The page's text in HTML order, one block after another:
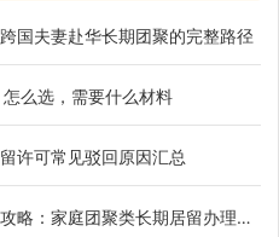
国夫妻赴华长期团聚的完整路径
么选，需要什么材料
许可常见驳回原因汇总
团聚类长期居留办理要点与实操指南